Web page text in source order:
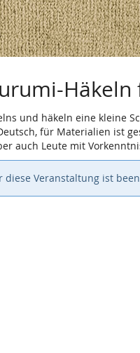
und häkeln eine kleine
für Materialien ist
auch Leute mit
Veranstaltung ist